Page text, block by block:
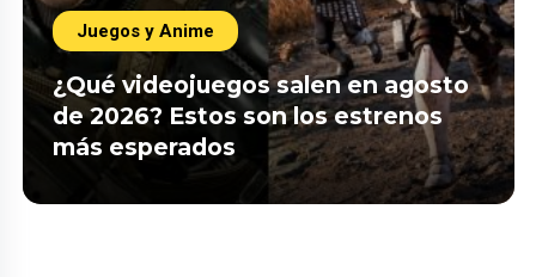
Juegos y Anime
¿Qué videojuegos salen en agosto
de 2026? Estos son los estrenos
más esperados